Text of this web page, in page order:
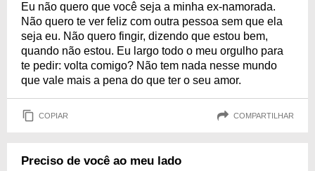
Eu não quero que você seja a minha ex-namorada.
Não quero te ver feliz com outra pessoa sem que ela
seja eu. Não quero fingir, dizendo que estou bem,
quando não estou. Eu largo todo o meu orgulho para
te pedir: volta comigo? Não tem nada nesse mundo
que vale mais a pena do que ter o seu amor.
COPIAR COMPARTILHAR
Preciso de você ao meu lado